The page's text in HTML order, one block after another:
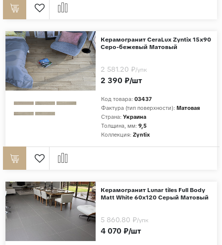
Керамогранит CeraLux Zyntix 15x90
Серо-бежевый Матовый
Код товара: 03437
Фактура (тип поверхности): Матовая
Страна: Украина
Толщина, мм: 9,5
Коллекция: Zyntix
2 390 ₽/шт
2 581.20 ₽/упк
Керамогранит Lunar tiles Full Body
Matt White 60x120 Серый Матовый
4 070 ₽/шт
5 860.80 ₽/упк